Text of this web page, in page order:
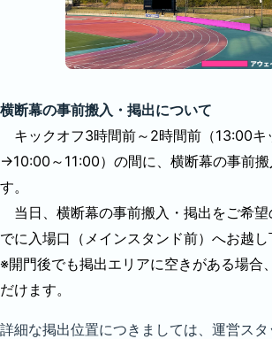
横断幕の事前搬入・掲出について
キックオフ3時間前～2時間前（13:00キ
→10:00～11:00）の間に、横断幕の事前
す。
当日、横断幕の事前搬入・掲出をご希望
でに入場口（メインスタンド前）へお越し
※開門後でも掲出エリアに空きがある場合
だけます。
詳細な掲出位置につきましては、運営ス